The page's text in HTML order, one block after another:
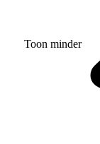
Toon minder